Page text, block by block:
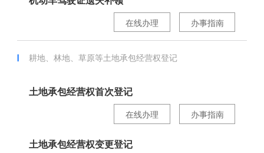
办事指南
在线办理
耕地、林地、草原等土地承包经营权登记
土地承包经营权首次登记
办事指南
在线办理
土地承包经营权变更登记